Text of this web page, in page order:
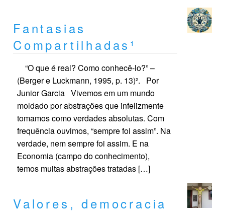
Fantasias
Compartilhadas¹
“O que é real? Como conhecê-lo?” –
(Berger e Luckmann, 1995, p. 13)². Por
Junior Garcia Vivemos em um mundo
moldado por abstrações que infelizmente
tomamos como verdades absolutas. Com
frequência ouvimos, “sempre foi assim”. Na
verdade, nem sempre foi assim. E na
Economia (campo do conhecimento),
temos muitas abstrações tratadas […]
Valores, democracia